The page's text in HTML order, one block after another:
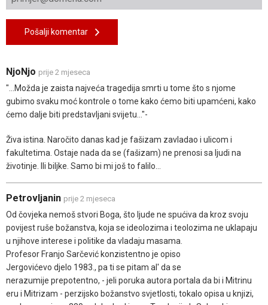
Pošalji komentar
NjoNjo prije 2 mjeseca
"...Možda je zaista najveća tragedija smrti u tome što s njome
gubimo svaku moć kontrole o tome kako ćemo biti upamćeni, kako
ćemo dalje biti predstavljani svijetu..."-
Živa istina. Naročito danas kad je fašizam zavladao i ulicom i
fakultetima. Ostaje nada da se (fašizam) ne prenosi sa ljudi na
životinje. Ili biljke. Samo bi mi još to falilo...
Petrovljanin prije 2 mjeseca
Od čovjeka nemoš stvori Boga, što ljude ne spućiva da kroz svoju
povijest ruše božanstva, koja se ideolozima i teolozima ne uklapaju
u njihove interese i politike da vladaju masama.
Profesor Franjo Sarčević konzistentno je opiso
Jergovićevo djelo 1983., pa ti se pitam al' da se
nerazumije prepotentno, - jeli poruka autora portala da bi i Mitrinu
eru i Mitrizam - perzijsko božanstvo svjetlosti, tokalo opisa u knjizi,